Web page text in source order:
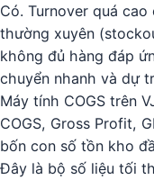
Có. Turnover quá
thường xuyên
không đủ hàng đáp
chuyển nhanh và dự
Máy tính COGS trên
COGS, Gross Profit,
bốn con số tồn kho
Đây là bộ số liệu tối